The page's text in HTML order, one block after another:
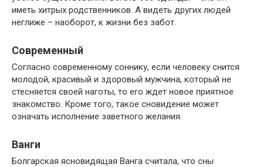
иметь хитрых родственников. А видеть других людей
неглиже – наоборот, к жизни без забот.
Современный
Согласно современному соннику, если человеку снится
молодой, красивый и здоровый мужчина, который не
стесняется своей наготы, то его ждет новое приятное
знакомство. Кроме того, такое сновидение может
означать исполнение заветного желания.
Ванги
Болгарская ясновидящая Ванга считала, что сны